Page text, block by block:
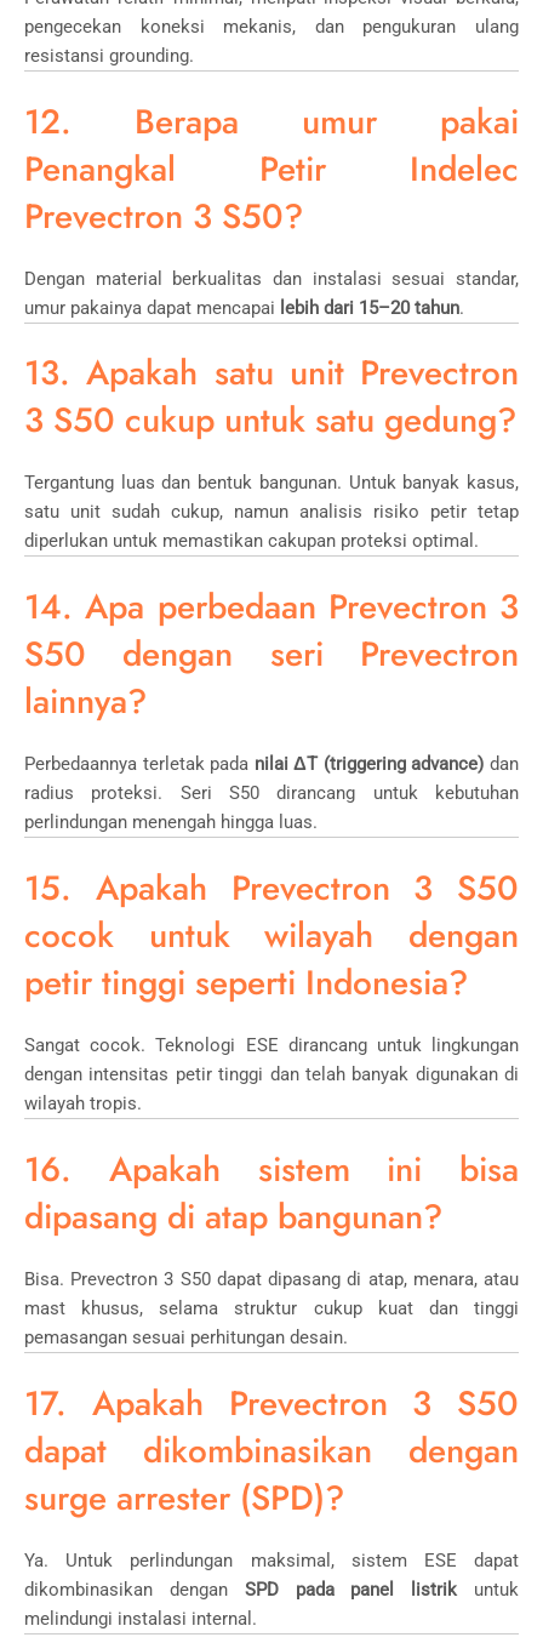
pengecekan koneksi mekanis, dan pengukuran ulang
resistansi grounding.
12. Berapa umur pakai
Penangkal Petir Indelec
Prevectron 3 S50?
Dengan material berkualitas dan instalasi sesuai standar,
umur pakainya dapat mencapai lebih dari 15–20 tahun.
13. Apakah satu unit Prevectron
3 S50 cukup untuk satu gedung?
Tergantung luas dan bentuk bangunan. Untuk banyak kasus,
satu unit sudah cukup, namun analisis risiko petir tetap
diperlukan untuk memastikan cakupan proteksi optimal.
14. Apa perbedaan Prevectron 3
S50 dengan seri Prevectron
lainnya?
Perbedaannya terletak pada nilai ΔT (triggering advance) dan
radius proteksi. Seri S50 dirancang untuk kebutuhan
perlindungan menengah hingga luas.
15. Apakah Prevectron 3 S50
cocok untuk wilayah dengan
petir tinggi seperti Indonesia?
Sangat cocok. Teknologi ESE dirancang untuk lingkungan
dengan intensitas petir tinggi dan telah banyak digunakan di
wilayah tropis.
16. Apakah sistem ini bisa
dipasang di atap bangunan?
Bisa. Prevectron 3 S50 dapat dipasang di atap, menara, atau
mast khusus, selama struktur cukup kuat dan tinggi
pemasangan sesuai perhitungan desain.
17. Apakah Prevectron 3 S50
dapat dikombinasikan dengan
surge arrester (SPD)?
Ya. Untuk perlindungan maksimal, sistem ESE dapat
dikombinasikan dengan SPD pada panel listrikuntuk
melindungi instalasi internal.